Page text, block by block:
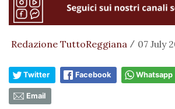
Redazione TuttoReggiana / 07 July
Twitter Facebook Whatsapp
Email